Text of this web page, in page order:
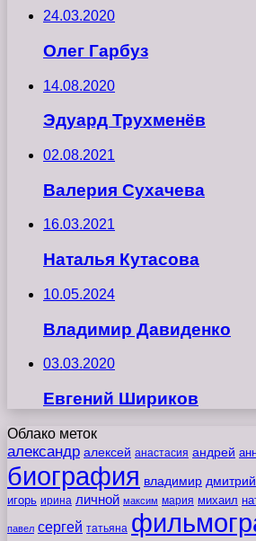
24.03.2020
Олег Гарбуз
14.08.2020
Эдуард Трухменёв
02.08.2021
Валерия Сухачева
16.03.2021
Наталья Кутасова
10.05.2024
Владимир Давиденко
03.03.2020
Евгений Шириков
Облако меток
александр алексей анастасия андрей
биография владимир дмитрий
игорь ирина личной максим мария михаил
павел сергей татьяна